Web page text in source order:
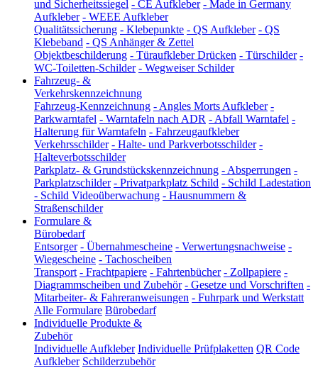
und Sicherheitssiegel - CE Aufkleber - Made in Germany
Aufkleber - WEEE Aufkleber
Qualitätssicherung - Klebepunkte - QS Aufkleber - QS
Klebeband - QS Anhänger & Zettel
Objektbeschilderung - Türaufkleber Drücken - Türschilder -
WC-Toiletten-Schilder - Wegweiser Schilder
Fahrzeug- &
Verkehrskennzeichnung
Fahrzeug-Kennzeichnung - Angles Morts Aufkleber -
Parkwarntafel - Warntafeln nach ADR - Abfall Warntafel -
Halterung für Warntafeln - Fahrzeugaufkleber
Verkehrsschilder - Halte- und Parkverbotsschilder -
Halteverbotsschilder
Parkplatz- & Grundstückskennzeichnung - Absperrungen -
Parkplatzschilder - Privatparkplatz Schild - Schild Ladestation
- Schild Videoüberwachung - Hausnummern &
Straßenschilder
Formulare &
Bürobedarf
Entsorger - Übernahmescheine - Verwertungsnachweise -
Wiegescheine - Tachoscheiben
Transport - Frachtpapiere - Fahrtenbücher - Zollpapiere -
Diagrammscheiben und Zubehör - Gesetze und Vorschriften -
Mitarbeiter- & Fahreranweisungen - Fuhrpark und Werkstatt
Alle Formulare Bürobedarf
Individuelle Produkte &
Zubehör
Individuelle Aufkleber Individuelle Prüfplaketten QR Code
Aufkleber Schilderzubehör